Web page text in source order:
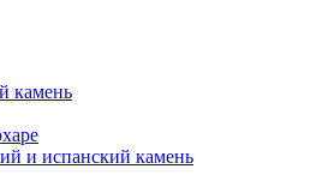
камень
и испанский камень